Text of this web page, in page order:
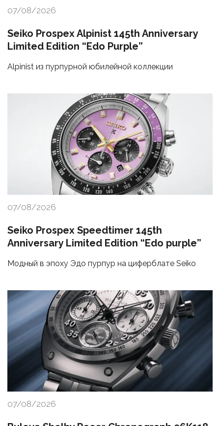
07/08/2026
Seiko Prospex Alpinist 145th Anniversary
Limited Edition “Edo Purple”
Alpinist из пурпурной юбилейной коллекции
07/08/2026
Seiko Prospex Speedtimer 145th
Anniversary Limited Edition “Edo purple”
Модный в эпоху Эдо пурпур на циферблате Seiko
07/08/2026